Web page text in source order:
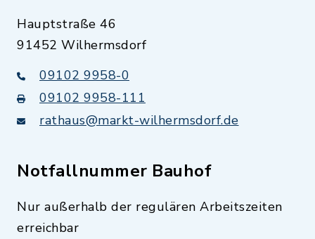
Hauptstraße 46
91452 Wilhermsdorf
09102 9958-0
09102 9958-111
rathaus@markt-wilhermsdorf.de
Notfallnummer Bauhof
Nur außerhalb der regulären Arbeitszeiten
erreichbar